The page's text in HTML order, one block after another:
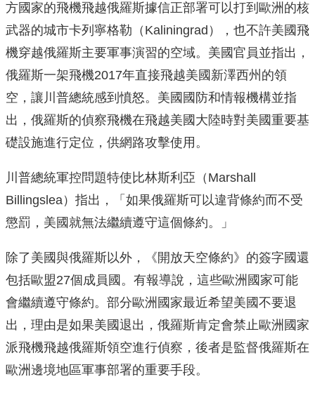
方國家的飛機飛越俄羅斯據信正部署可以打到歐洲的核
武器的城市卡列寧格勒（Kaliningrad），也不許美國飛
機穿越俄羅斯主要軍事演習的空域。美國官員並指出，
俄羅斯一架飛機2017年直接飛越美國新澤西州的領
空，讓川普總統感到憤怒。美國國防和情報機構並指
出，俄羅斯的偵察飛機在飛越美國大陸時對美國重要基
礎設施進行定位，供網路攻擊使用。
川普總統軍控問題特使比林斯利亞（Marshall
Billingslea）指出，「如果俄羅斯可以違背條約而不受
懲罰，美國就無法繼續遵守這個條約。」
除了美國與俄羅斯以外，《開放天空條約》的簽字國還
包括歐盟27個成員國。有報導說，這些歐洲國家可能
會繼續遵守條約。部分歐洲國家最近希望美國不要退
出，理由是如果美國退出，俄羅斯肯定會禁止歐洲國家
派飛機飛越俄羅斯領空進行偵察，後者是監督俄羅斯在
歐洲邊境地區軍事部署的重要手段。